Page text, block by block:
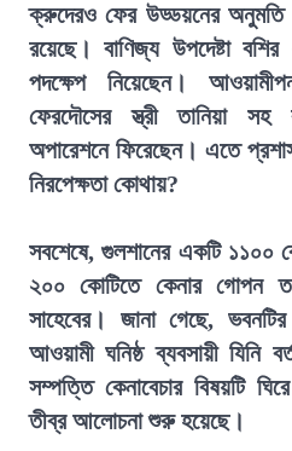
ক্রুদেরও ফের উড্ডয়নের অনুমতি
রয়েছে। বাণিজ্য উপদেষ্টা
পদক্ষেপ নিয়েছেন।
ফেরদৌসের স্ত্রী তানিয়া
অপারেশনে ফিরেছেন। এতে
নিরপেক্ষতা কোথায়?
সবশেষে, গুলশানের একটি ১১০০
২০০ কোটিতে কেনার গোপন
সাহেবের। জানা গেছে,
আওয়ামী ঘনিষ্ঠ ব্যবসায়ী যিনি
সম্পত্তি কেনাবেচার বিষয়টি
তীব্র আলোচনা শুরু হয়েছে।